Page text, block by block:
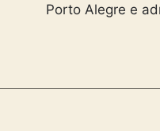
Porto Alegre e